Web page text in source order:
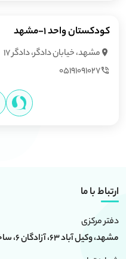
کودکستان واحد 1-مشهد
مشهد، خیابان دادگر، دادگر 17
05191091027
ارتباط با ما
دفتر مرکزی
مشهد، وکیل آباد 63، آزادگان 6، ساختمان امامت